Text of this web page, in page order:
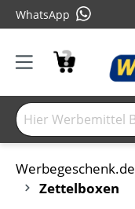
WhatsApp
Werbegeschenk.de
Zettelboxen